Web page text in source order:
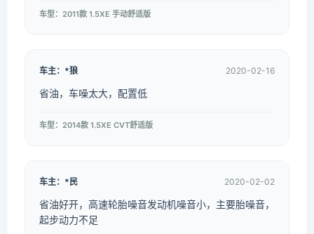
车型：2011款 1.5XE 手动舒适版
车主：*狼 2020-02-16
省油，车噪太大，配置低
车型：2014款 1.5XE CVT舒适版
车主：*民 2020-02-02
省油好开，高速轮胎噪音发动机噪音小，主要胎噪音，
起步动力不足